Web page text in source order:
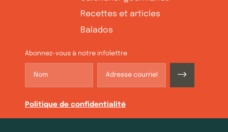
Recettes et articles
Balados
Abonnez-vous à notre infolettre
Politique de confidentialité